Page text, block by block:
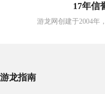
17年信
游龙网创建于2004年
游龙指南